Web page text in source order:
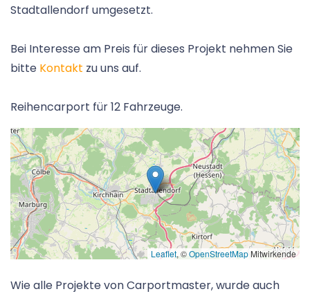
Stadtallendorf umgesetzt.
Bei Interesse am Preis für dieses Projekt nehmen Sie
bitte Kontakt zu uns auf.
Reihencarport für 12 Fahrzeuge.
Leaflet, ©OpenStreetMapMitwirkende
Wie alle Projekte von Carportmaster, wurde auch